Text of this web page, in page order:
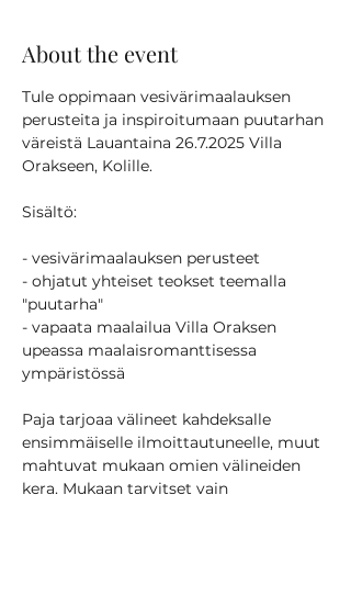
About the event
Tule oppimaan vesivärimaalauksen
perusteita ja inspiroitumaan puutarhan
väreistä Lauantaina 26.7.2025 Villa
Orakseen, Kolille.
Sisältö:
- vesivärimaalauksen perusteet
- ohjatut yhteiset teokset teemalla
"puutarha"
- vapaata maalailua Villa Oraksen
upeassa maalaisromanttisessa
ympäristössä
Paja tarjoaa välineet kahdeksalle
ensimmäiselle ilmoittautuneelle, muut
mahtuvat mukaan omien välineiden
kera. Mukaan tarvitset vain